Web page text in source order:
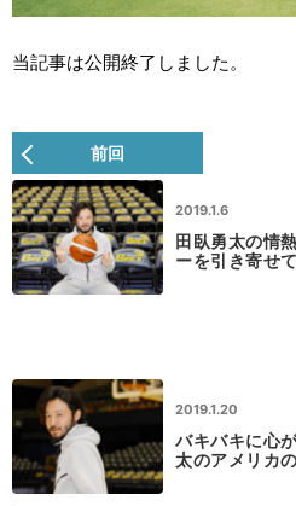
当記事は公開終了しました。
前回
2019.1.6
田臥勇太の情
ーを引き寄せ
2019.1.20
バキバキに心
太のアメリカ